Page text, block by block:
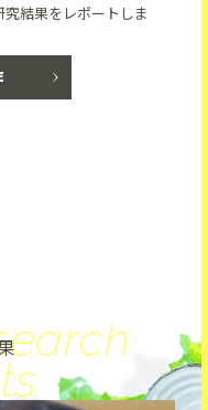
結果をレポートしま